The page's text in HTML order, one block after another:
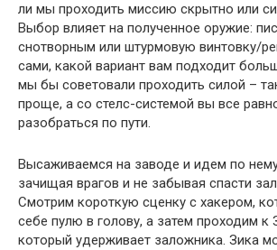
ли мы проходить миссию скрытно или
Выбор влияет на полученное оружие:
снотворным или штурмовую винтовку/
сами, какой вариант вам подходит
мы бы советовали проходить силой –
проще, а со стелс-системой вы все
разобраться по пути.
Высаживаемся на заводе и идем по
зачищая врагов и не забывая спасти
Смотрим короткую сценку с хакером,
себе пулю в голову, а затем проходим к
который удерживает заложника. Зика